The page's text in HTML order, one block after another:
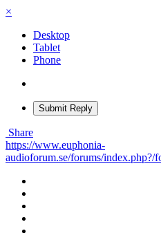
×
Desktop
Tablet
Phone
Submit Reply
Share
https://www.euphonia-
audioforum.se/forums/index.php?/